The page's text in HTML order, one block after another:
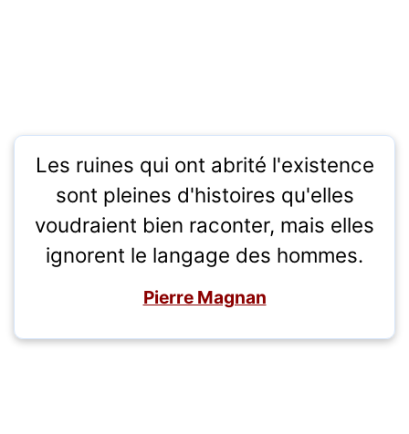
Les ruines qui ont abrité l'existence
sont pleines d'histoires qu'elles
voudraient bien raconter, mais elles
ignorent le langage des hommes.
Pierre Magnan